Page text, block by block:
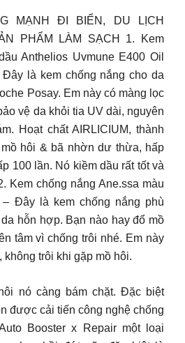
MẠNH ĐI BIỂN, DU LỊCH
PHẨM LÀM SẠCH 1. Kem
Anthelios Uvmune E400 Oil
là kem chống nắng cho da
Posay. Em này có màng lọc
vệ da khỏi tia UV dài, nguyên
Hoạt chất AIRLICIUM, thành
hôi & bã nhờn dư thừa, hấp
100 lần. Nó kiềm dầu rất tốt và
Kem chống nắng Ane.ssa màu
Đây là kem chống nắng phù
hỗn hợp. Bạn nào hay đổ mồ
tâm vì chống trôi nhé. Em này
không trôi khi gặp mồ hôi.
nó càng bám chặt. Đặc biệt
được cải tiến công nghệ chống
Booster x Repair một loại